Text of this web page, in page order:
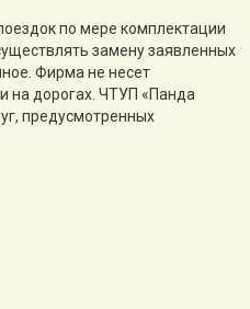
по мере комплектации
замену заявленных
Фирма не несет
на дорогах. ЧТУП «Панда
предусмотренных